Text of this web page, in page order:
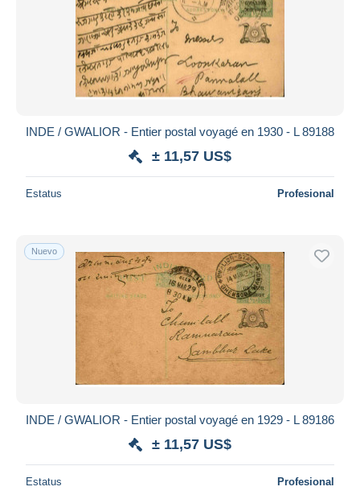
INDE / GWALIOR - Entier postal voyagé en 1930 - L 89188
± 11,57 US$
Estatus Profesional
Nuevo
INDE / GWALIOR - Entier postal voyagé en 1929 - L 89186
± 11,57 US$
Estatus Profesional